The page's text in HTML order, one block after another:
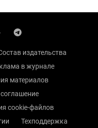
издательства
в журнале
материалов
cookie-файлов
Техподдержка